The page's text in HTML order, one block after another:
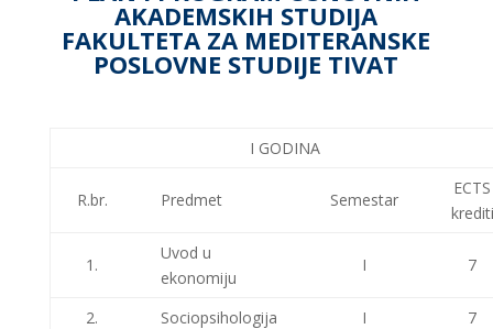
AKADEMSKIH STUDIJA
FAKULTETA ZA MEDITERANSKE
POSLOVNE STUDIJE TIVAT
I GODINA
R.br. Predmet Semestar
ECTS
krediti
1.
Uvod u
ekonomiju
I 7
2. Sociopsihologija I 7